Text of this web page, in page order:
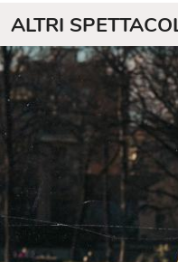
In un mondo in cui
Beatrice Rigillosale
semplice e
giudichiamo . Un
con comicità
piccole ipocrisie
monologhi, musica
Beatrice
(cantante,
intreccia satira e
spettacolo che non
nostre finzioni con
ALTRI